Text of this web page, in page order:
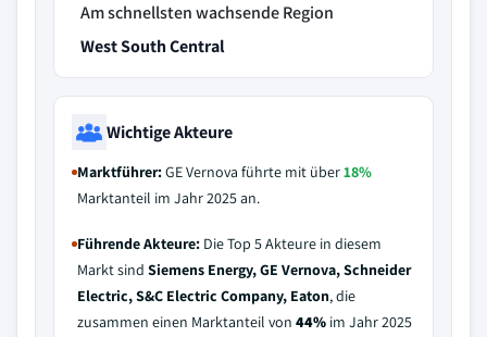
Am schnellsten wachsende Region
West South Central
Wichtige Akteure
Marktführer:GE Vernova führte mit über18%
Marktanteil im Jahr 2025 an.
Führende Akteure: Die Top 5 Akteure in diesem
Markt sind Siemens Energy, GE Vernova, Schneider
Electric, S&C Electric Company, Eaton, die
zusammen einen Marktanteil von 44% im Jahr 2025